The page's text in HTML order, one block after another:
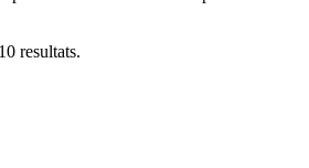
resultats.